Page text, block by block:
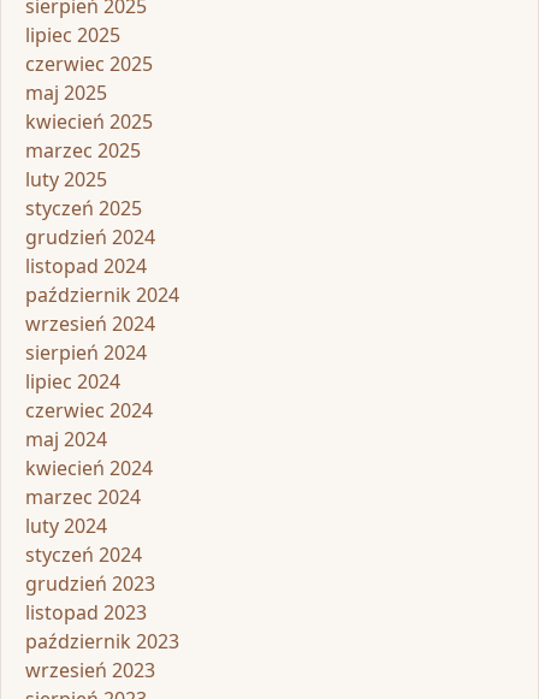
sierpień 2025
lipiec 2025
czerwiec 2025
maj 2025
kwiecień 2025
marzec 2025
luty 2025
styczeń 2025
grudzień 2024
listopad 2024
październik 2024
wrzesień 2024
sierpień 2024
lipiec 2024
czerwiec 2024
maj 2024
kwiecień 2024
marzec 2024
luty 2024
styczeń 2024
grudzień 2023
listopad 2023
październik 2023
wrzesień 2023